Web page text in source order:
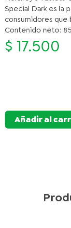
Special Dark es la
consumidores que
Contenido neto:
$ 17.500
Añadir al